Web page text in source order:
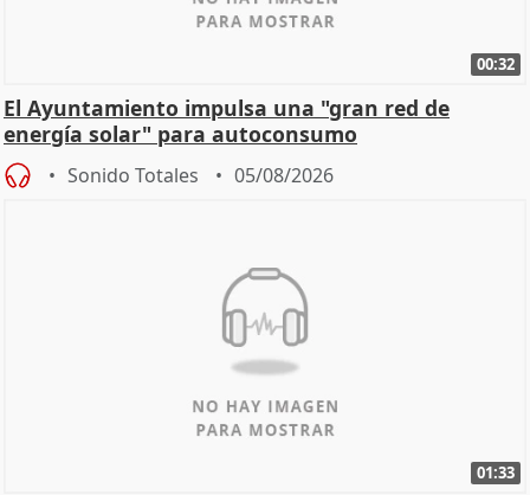
00:32
El Ayuntamiento impulsa una "gran red de
energía solar" para autoconsumo
Sonido Totales 05/08/2026
01:33